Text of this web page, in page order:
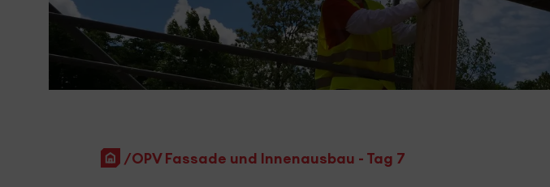
Startseite
OPV Fassade und Innenausbau - Tag 7